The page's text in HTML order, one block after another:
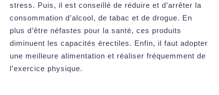
stress. Puis, il est conseillé de réduire et d’arrêter la
consommation d’alcool, de tabac et de drogue. En
plus d’être néfastes pour la santé, ces produits
diminuent les capacités érectiles. Enfin, il faut adopter
une meilleure alimentation et réaliser fréquemment de
l’exercice physique.